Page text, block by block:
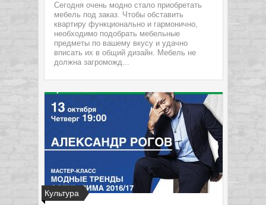
Сегодня очень модно стало приобретать
мебель под заказ. Чтобы обставить
квартиру функционально и гармонично,
необходимо подобрать мебельные
предметы по вашему вкусу и удачно
вписать их в общий дизайн. Мебель не
должна загроможд...
Культура